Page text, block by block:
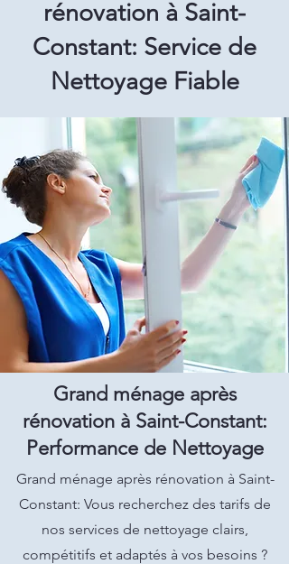
rénovation à Saint-
Constant: Service de
Nettoyage Fiable
Grand ménage après
rénovation à Saint-Constant:
Performance de Nettoyage
Grand ménage après rénovation à Saint-
Constant: Vous recherchez des tarifs de
nos services de nettoyage clairs,
compétitifs et adaptés à vos besoins ?